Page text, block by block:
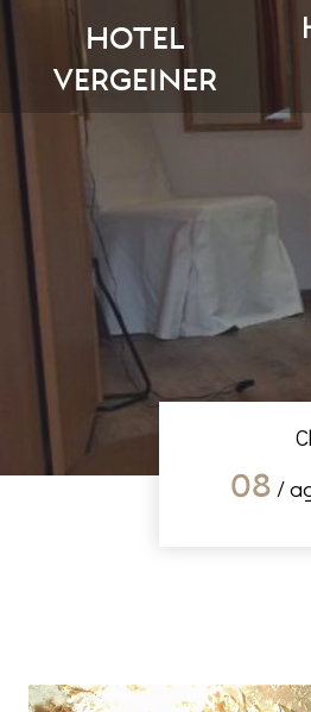
hotel
vergeiner
08 /